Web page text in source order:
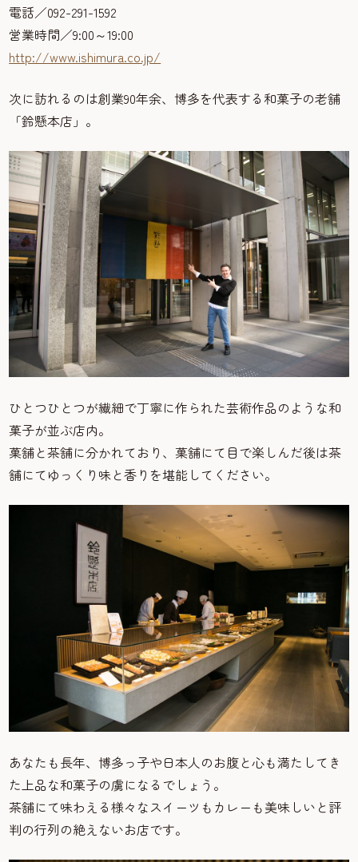
電話／092-291-1592
営業時間／9:00～19:00
http://www.ishimura.co.jp/
次に訪れるのは創業90年余、博多を代表する和菓子の老舗
「鈴懸本店」。
ひとつひとつが繊細で丁寧に作られた芸術作品のような和
菓子が並ぶ店内。
菓舗と茶舗に分かれており、菓舗にて目で楽しんだ後は茶
舗にてゆっくり味と香りを堪能してください。
あなたも長年、博多っ子や日本人のお腹と心も満たしてき
た上品な和菓子の虜になるでしょう。
茶舗にて味わえる様々なスイーツもカレーも美味しいと評
判の行列の絶えないお店です。